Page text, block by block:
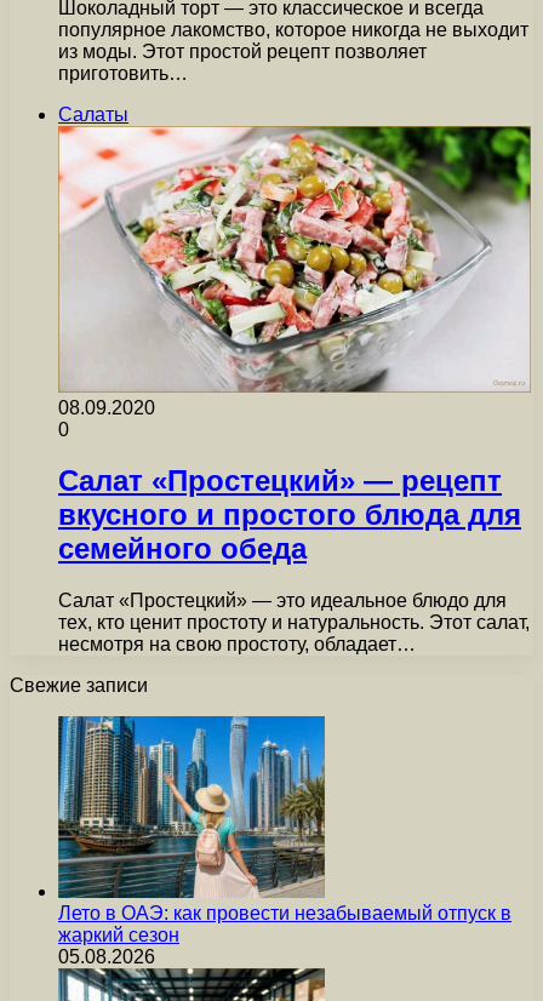
Шоколадный торт — это классическое и всегда
популярное лакомство, которое никогда не выходит
из моды. Этот простой рецепт позволяет
приготовить…
Салаты
08.09.2020
0
Салат «Простецкий» — рецепт
вкусного и простого блюда для
семейного обеда
Салат «Простецкий» — это идеальное блюдо для
тех, кто ценит простоту и натуральность. Этот салат,
несмотря на свою простоту, обладает…
Свежие записи
Лето в ОАЭ: как провести незабываемый отпуск в
жаркий сезон
05.08.2026